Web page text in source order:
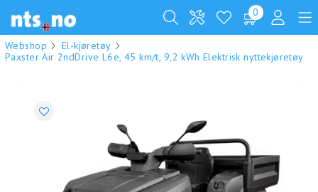
0
Webshop
El-kjøretøy
Paxster Air 2ndDrive L6e, 45 km/t, 9,2 kWh Elektrisk nyttekjøretøy